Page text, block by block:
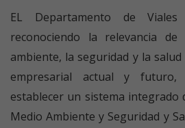
EL Departamento de
reconociendo la relevancia
ambiente, la seguridad y la
empresarial actual y
establecer un sistema integrado
Medio Ambiente y Seguridad y